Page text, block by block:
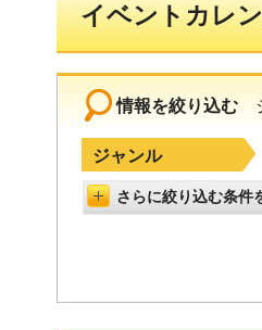
イベントカレ
情報を絞り込む
ジャンル
詳細設定を開く
さらに絞り込む条件